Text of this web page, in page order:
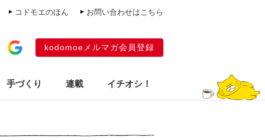
コドモエのほん お問い合わせはこちら
kodomoeメルマガ会員登録
手づくり 連載 イチオシ！